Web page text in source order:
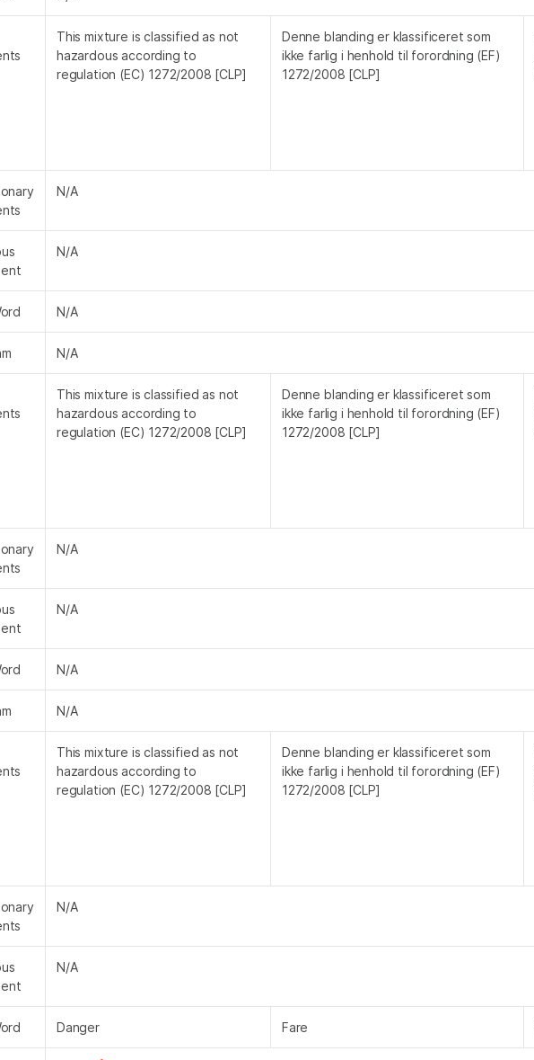
This mixture is classified as not
hazardous according to
regulation (EC) 1272/2008 [CLP]
Denne blanding er klassificeret som
ikke farlig i henhold til forordning (EF)
1272/2008 [CLP]
N/A
N/A
N/A
N/A
This mixture is classified as not
hazardous according to
regulation (EC) 1272/2008 [CLP]
Denne blanding er klassificeret som
ikke farlig i henhold til forordning (EF)
1272/2008 [CLP]
N/A
N/A
N/A
N/A
This mixture is classified as not
hazardous according to
regulation (EC) 1272/2008 [CLP]
Denne blanding er klassificeret som
ikke farlig i henhold til forordning (EF)
1272/2008 [CLP]
N/A
N/A
Danger Fare